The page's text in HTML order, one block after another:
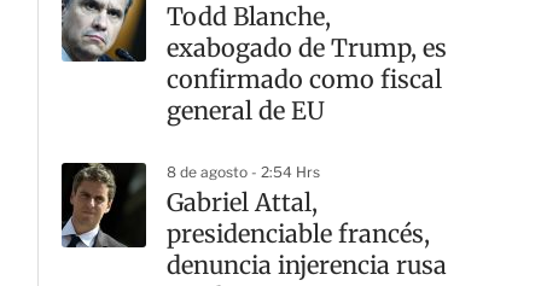
Todd Blanche,
exabogado de Trump, es
confirmado como fiscal
general de EU
8 de agosto - 2:54 Hrs
Gabriel Attal,
presidenciable francés,
denuncia injerencia rusa